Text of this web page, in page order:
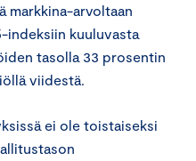
markkina-arvoltaan
indeksiin kuuluvasta
tasolla 33 prosentin
viidestä.
ei ole toistaiseksi